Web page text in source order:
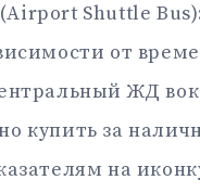
Shuttle
от
ЖД
купить за
на